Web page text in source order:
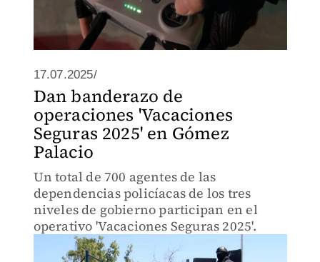
17.07.2025/
Dan banderazo de
operaciones 'Vacaciones
Seguras 2025' en Gómez
Palacio
Un total de 700 agentes de las
dependencias policíacas de los tres
niveles de gobierno participan en el
operativo 'Vacaciones Seguras 2025'.